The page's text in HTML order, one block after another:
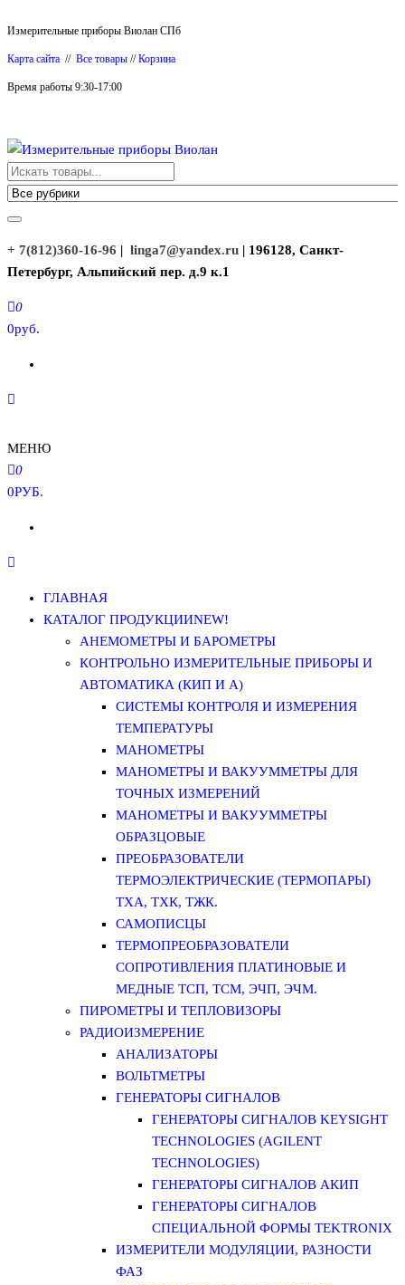
к
содержимому
Измерительные приборы Виолан СПб
Карта сайта // Все товары //Корзина
Время работы 9:30-17:00
Измерительные приборы Виолан
+ 7(812)360-16-96 | linga7@yandex.ru | 196128, Санкт-
Петербург, Альпийский пер. д.9 к.1
0
0руб.
МЕНЮ
0
0РУБ.
ГЛАВНАЯ
КАТАЛОГ ПРОДУКЦИИNEW!
АНЕМОМЕТРЫ И БАРОМЕТРЫ
КОНТРОЛЬНО ИЗМЕРИТЕЛЬНЫЕ ПРИБОРЫ И
АВТОМАТИКА (КИП И А)
СИСТЕМЫ КОНТРОЛЯ И ИЗМЕРЕНИЯ
ТЕМПЕРАТУРЫ
МАНОМЕТРЫ
МАНОМЕТРЫ И ВАКУУММЕТРЫ ДЛЯ
ТОЧНЫХ ИЗМЕРЕНИЙ
МАНОМЕТРЫ И ВАКУУММЕТРЫ
ОБРАЗЦОВЫЕ
ПРЕОБРАЗОВАТЕЛИ
ТЕРМОЭЛЕКТРИЧЕСКИЕ (ТЕРМОПАРЫ)
ТХА, ТХК, ТЖК.
САМОПИСЦЫ
ТЕРМОПРЕОБРАЗОВАТЕЛИ
СОПРОТИВЛЕНИЯ ПЛАТИНОВЫЕ И
МЕДНЫЕ ТСП, ТСМ, ЭЧП, ЭЧМ.
ПИРОМЕТРЫ И ТЕПЛОВИЗОРЫ
РАДИОИЗМЕРЕНИЕ
АНАЛИЗАТОРЫ
ВОЛЬТМЕТРЫ
ГЕНЕРАТОРЫ СИГНАЛОВ
ГЕНЕРАТОРЫ СИГНАЛОВ KEYSIGHT
TECHNOLOGIES (AGILENT
TECHNOLOGIES)
ГЕНЕРАТОРЫ СИГНАЛОВ АКИП
ГЕНЕРАТОРЫ СИГНАЛОВ
СПЕЦИАЛЬНОЙ ФОРМЫ TEKTRONIX
ИЗМЕРИТЕЛИ МОДУЛЯЦИИ, РАЗНОСТИ
ФАЗ